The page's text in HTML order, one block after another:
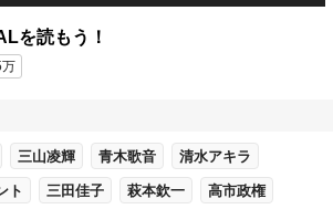
を読もう！
万
三山凌輝 青木歌音 清水アキラ
ト 三田佳子 萩本欽一 高市政権